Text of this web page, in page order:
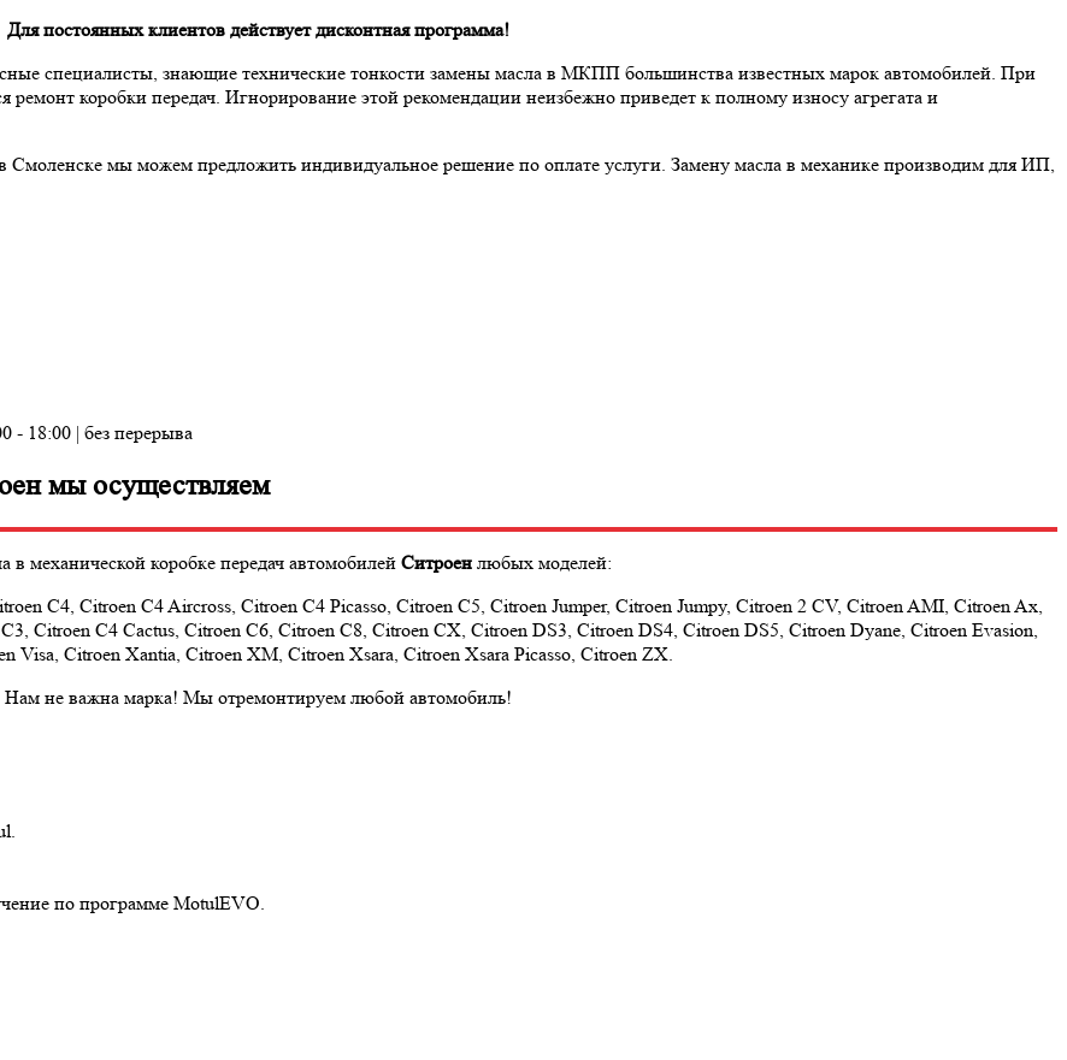
Для постоянных клиентов действует дисконтная программа!
специалисты, знающие технические тонкости замены масла в МКПП большинства известных марок автомобилей. При
коробки передач. Игнорирование этой рекомендации неизбежно приведет к полному износу агрегата и
мы можем предложить индивидуальное решение по оплате услуги. Замену масла в механике производим для ИП,
18:00 | без перерыва
мы осуществляем
механической коробке передач автомобилей Ситроен любых моделей:
C4, Citroen C4 Aircross, Citroen C4 Picasso, Citroen C5, Citroen Jumper, Citroen Jumpy, Citroen 2 CV, Citroen AMI, Citroen Ax,
Citroen C4 Cactus, Citroen C6, Citroen C8, Citroen CX, Citroen DS3, Citroen DS4, Citroen DS5, Citroen Dyane, Citroen Evasion,
Visa, Citroen Xantia, Citroen XM, Citroen Xsara, Citroen Xsara Picasso, Citroen ZX.
Нам не важна марка! Мы отремонтируем любой автомобиль!
по программе MotulEVO.